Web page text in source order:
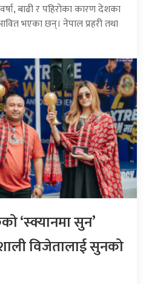
बाढी र पहिरोका कारण देशका
भएका छन्। नेपाल प्रहरी तथा
‘स्क्यानमा सुन’
विजेतालाई सुनको